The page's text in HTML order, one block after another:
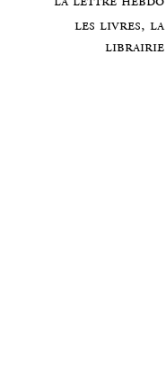
les livres, la
librairie